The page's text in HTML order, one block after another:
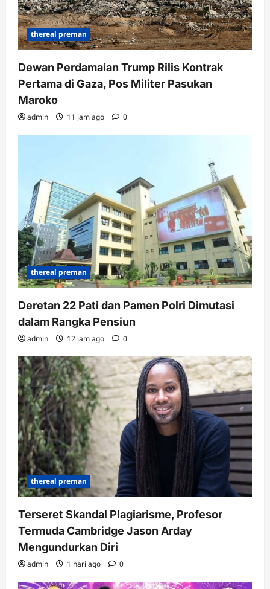
thereal preman
Dewan Perdamaian Trump Rilis Kontrak
Pertama di Gaza, Pos Militer Pasukan
Maroko
admin 11 jam ago 0
thereal preman
Deretan 22 Pati dan Pamen Polri Dimutasi
dalam Rangka Pensiun
admin 12 jam ago 0
thereal preman
Terseret Skandal Plagiarisme, Profesor
Termuda Cambridge Jason Arday
Mengundurkan Diri
admin 1 hari ago 0